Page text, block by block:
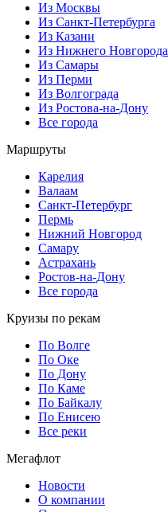
Из Москвы
Из Санкт-Петербурга
Из Казани
Из Нижнего Новгорода
Из Самары
Из Перми
Из Волгограда
Из Ростова-на-Дону
Все города
Маршруты
Карелия
Валаам
Санкт-Петербург
Пермь
Нижний Новгород
Самару
Астрахань
Ростов-на-Дону
Все города
Круизы по рекам
По Волге
По Оке
По Дону
По Каме
По Байкалу
По Енисею
Все реки
Мегафлот
Новости
О компании